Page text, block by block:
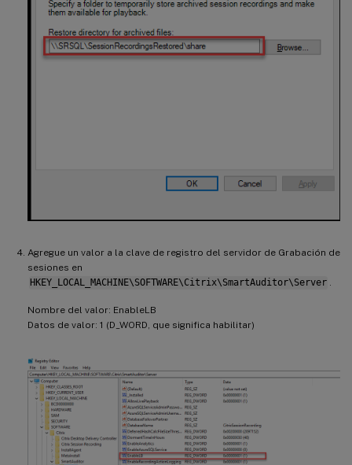
Agregue un valor a la clave de registro del servidor de Grabación de
sesiones en
HKEY_LOCAL_MACHINE\SOFTWARE\Citrix\SmartAuditor\Server .
Nombre del valor: EnableLB
Datos de valor: 1 (D_WORD, que significa habilitar)